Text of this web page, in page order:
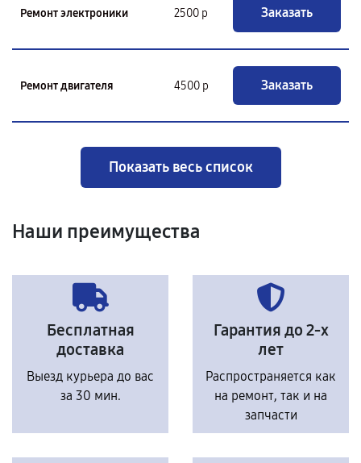
Ремонт электроники 2500 р Заказать
Ремонт двигателя 4500 р Заказать
Показать весь список
Наши преимущества
Бесплатная
доставка
Выезд курьера до вас
за 30 мин.
Гарантия до 2-х
лет
Распространяется как
на ремонт, так и на
запчасти